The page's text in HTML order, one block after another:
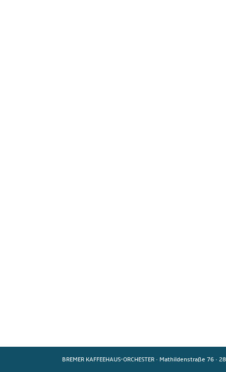
BREMER KAFFEEHAUS-ORCHESTER · Mathildenstraße 76 ·